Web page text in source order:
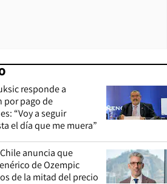
responde a
por pago de
“Voy a seguir
el día que me muera”
anuncia que
de Ozempic
de la mitad del precio